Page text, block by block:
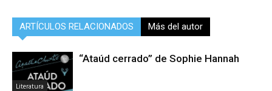
ARTÍCULOS RELACIONADOS Más del autor
Literatura
“Ataúd cerrado” de Sophie Hannah